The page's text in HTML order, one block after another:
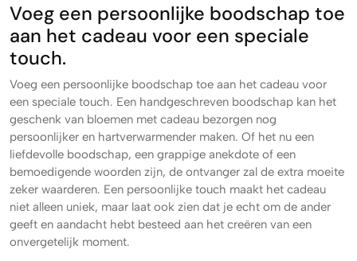
Voeg een persoonlijke boodschap toe
aan het cadeau voor een speciale
touch.
Voeg een persoonlijke boodschap toe aan het cadeau voor
een speciale touch. Een handgeschreven boodschap kan het
geschenk van bloemen met cadeau bezorgen nog
persoonlijker en hartverwarmender maken. Of het nu een
liefdevolle boodschap, een grappige anekdote of een
bemoedigende woorden zijn, de ontvanger zal de extra moeite
zeker waarderen. Een persoonlijke touch maakt het cadeau
niet alleen uniek, maar laat ook zien dat je echt om de ander
geeft en aandacht hebt besteed aan het creëren van een
onvergetelijk moment.